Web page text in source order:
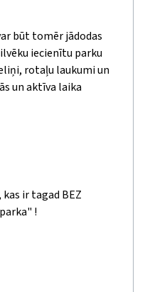
būt tomēr jādodas
iecienītu parku
rotaļu laukumi un
un aktīva laika
ir tagad BEZ
!